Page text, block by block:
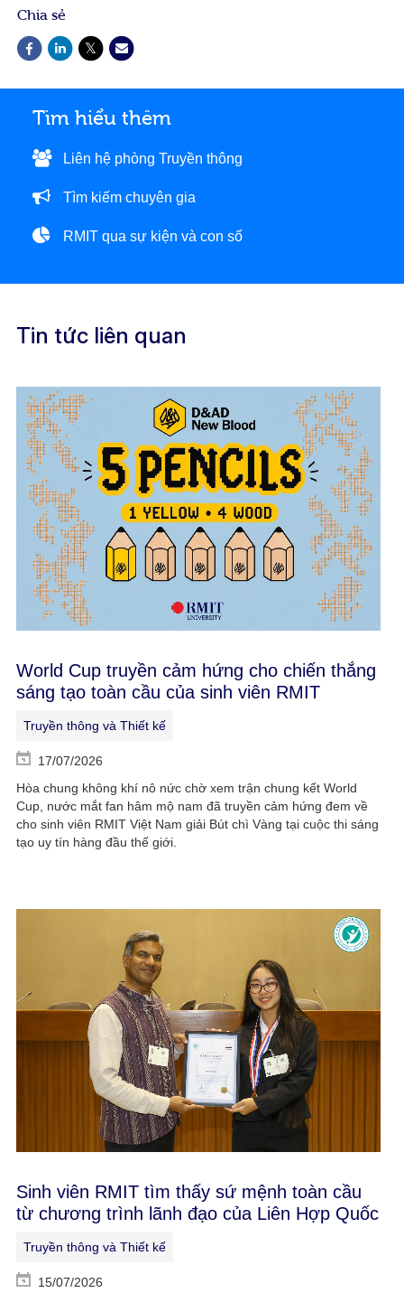
Chia sẻ
Tìm hiểu thêm
Liên hệ phòng Truyền thông
Tìm kiếm chuyên gia
RMIT qua sự kiện và con số
Tin tức liên quan
World Cup truyền cảm hứng cho chiến thắng
sáng tạo toàn cầu của sinh viên RMIT
Truyền thông và Thiết kế
17/07/2026
Hòa chung không khí nô nức chờ xem trận chung kết World
Cup, nước mắt fan hâm mộ nam đã truyền cảm hứng đem về
cho sinh viên RMIT Việt Nam giải Bút chì Vàng tại cuộc thi sáng
tạo uy tín hàng đầu thế giới.
Sinh viên RMIT tìm thấy sứ mệnh toàn cầu
từ chương trình lãnh đạo của Liên Hợp Quốc
Truyền thông và Thiết kế
15/07/2026